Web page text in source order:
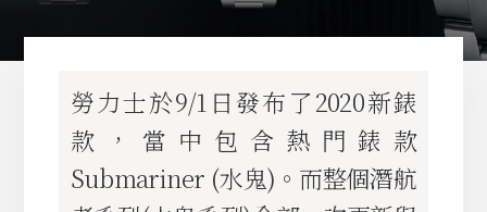
勞力士於9/1日發布了2020新錶
款，當中包含熱門錶款
Submariner (水鬼)。而整個潛航